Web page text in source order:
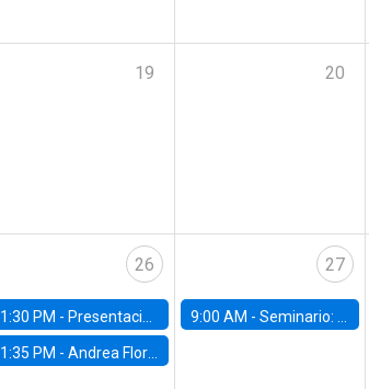
19 20
26
1:30 PM - Presentación del IPoM en la Facultad de Economía y Administración UC
1:35 PM -Andrea Flores, FGV - Brasil
27
9:00 AM -Seminario: "Un futuro compartido: La urgencia de actuar contra el cambio climático"